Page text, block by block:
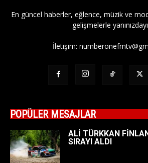
En güncel haberler, eğlence, müzik ve
gelişmelerle
İletişim:
POPÜLER MESAJLAR
ALİ TÜRKKAN
SIRAYI ALDI